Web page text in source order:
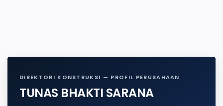
DIREKTORI KONSTRUKSI — PROFIL PERUSAHAAN
TUNAS BHAKTI SARANA